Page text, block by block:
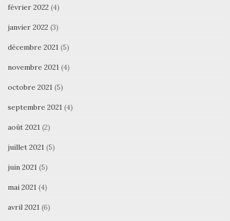
février 2022 (4)
janvier 2022 (3)
décembre 2021 (5)
novembre 2021 (4)
octobre 2021 (5)
septembre 2021 (4)
août 2021 (2)
juillet 2021 (5)
juin 2021 (5)
mai 2021 (4)
avril 2021 (6)